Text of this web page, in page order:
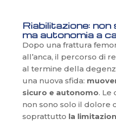
Riabilitazione:
ma autonomia a
Dopo una frattura
all’anca, il percorso di
al termine della
una nuova sfida:
sicuro e autonomo. Le
non sono solo il dolore
soprattutto la